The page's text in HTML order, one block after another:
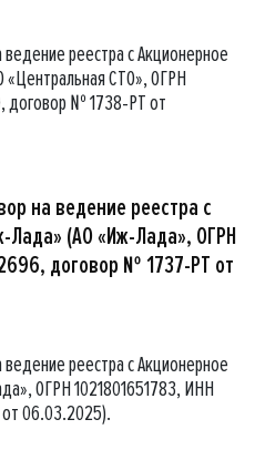
реестра с Акционерное
СТО», ОГРН
договор № 1738-РТ от
на ведение реестра с
Лада» (АО «Иж-Лада», ОГРН
договор № 1737-РТ от
реестра с Акционерное
ОГРН 1021801651783, ИНН
06.03.2025).